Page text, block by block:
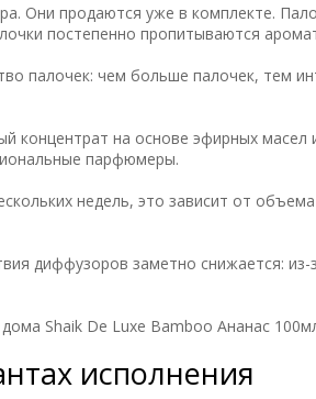
Они продаются уже в комплекте.
постепенно пропитываются
палочек: чем больше палочек, тем
концентрат на основе эфирных
парфюмеры.
недель, это зависит от
диффузоров заметно снижается:
Shaik De Luxe Bamboo Ананас
исполнения